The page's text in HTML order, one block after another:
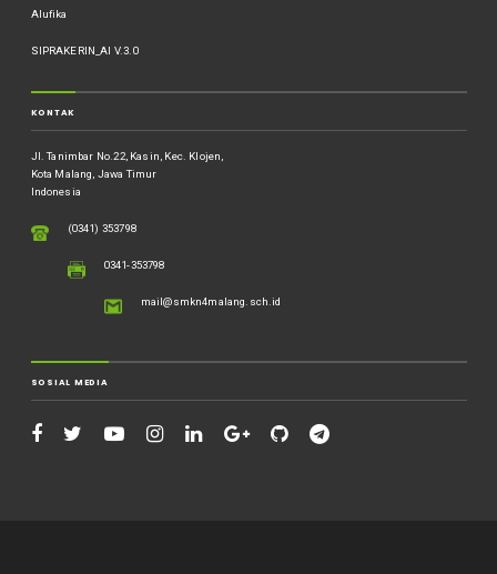
Alufika
SIPRAKERIN_AI V.3.0
KONTAK
Jl. Tanimbar No.22, Kasin, Kec. Klojen,
Kota Malang, Jawa Timur
Indonesia
(0341) 353798
0341-353798
mail@smkn4malang.sch.id
SOSIAL MEDIA